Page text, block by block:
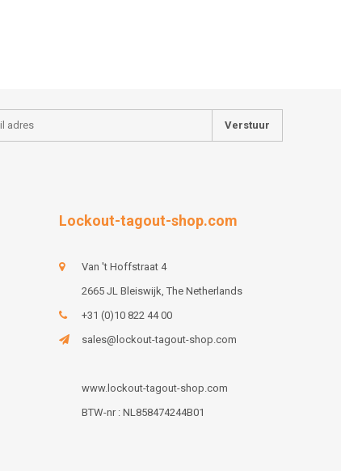
Verstuur
Lockout-tagout-shop.com
Van 't Hoffstraat 4
2665 JL Bleiswijk, The Netherlands
+31 (0)10 822 44 00
sales@lockout-tagout-shop.com
www.lockout-tagout-shop.com
BTW-nr : NL858474244B01